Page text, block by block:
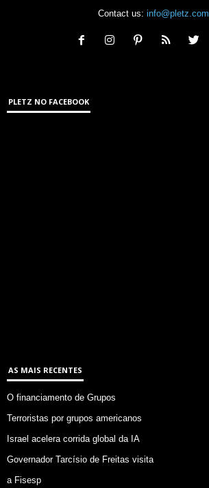
Contact us: info@pletz.com
PLETZ NO FACEBOOK
AS MAIS RECENTES
O financiamento de Grupos
Terroristas por grupos americanos
Israel acelera corrida global da IA
Governador Tarcísio de Freitas visita
a Fisesp